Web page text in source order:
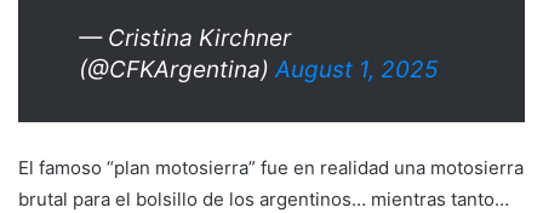
— Cristina Kirchner
(@CFKArgentina)August 1, 2025
El famoso “plan motosierra” fue en realidad una motosierra
brutal para el bolsillo de los argentinos… mientras tanto…